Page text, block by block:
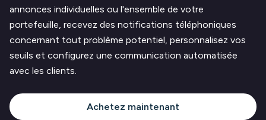
annonces individuelles ou l'ensemble de votre
portefeuille, recevez des notifications téléphoniques
concernant tout problème potentiel, personnalisez vos
seuils et configurez une communication automatisée
avec les clients.
Achetez maintenant